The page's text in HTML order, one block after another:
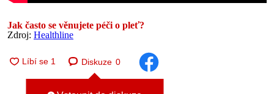
Jak často se věnujete péči o pleť?
Zdroj: Healthline
Diskuze 0